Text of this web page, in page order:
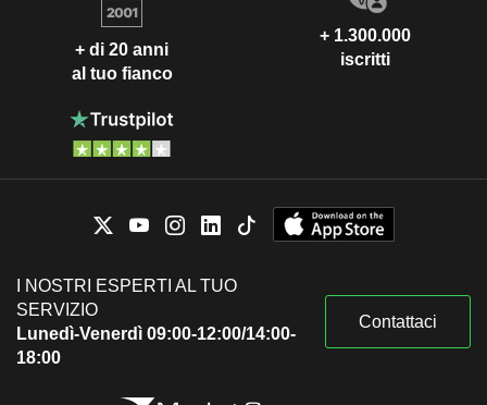
+ di 20 anni
al tuo fianco
+ 1.300.000
iscritti
I NOSTRI ESPERTI AL TUO
SERVIZIO
Lunedì-Venerdì 09:00-12:00/14:00-
18:00
Contattaci